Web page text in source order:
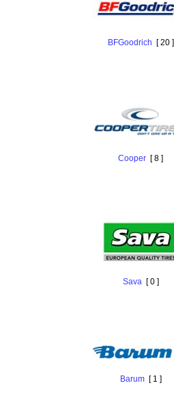
BFGoodrich [ 20 ]
Cooper [ 8 ]
Sava[ 0 ]
Barum[ 1 ]